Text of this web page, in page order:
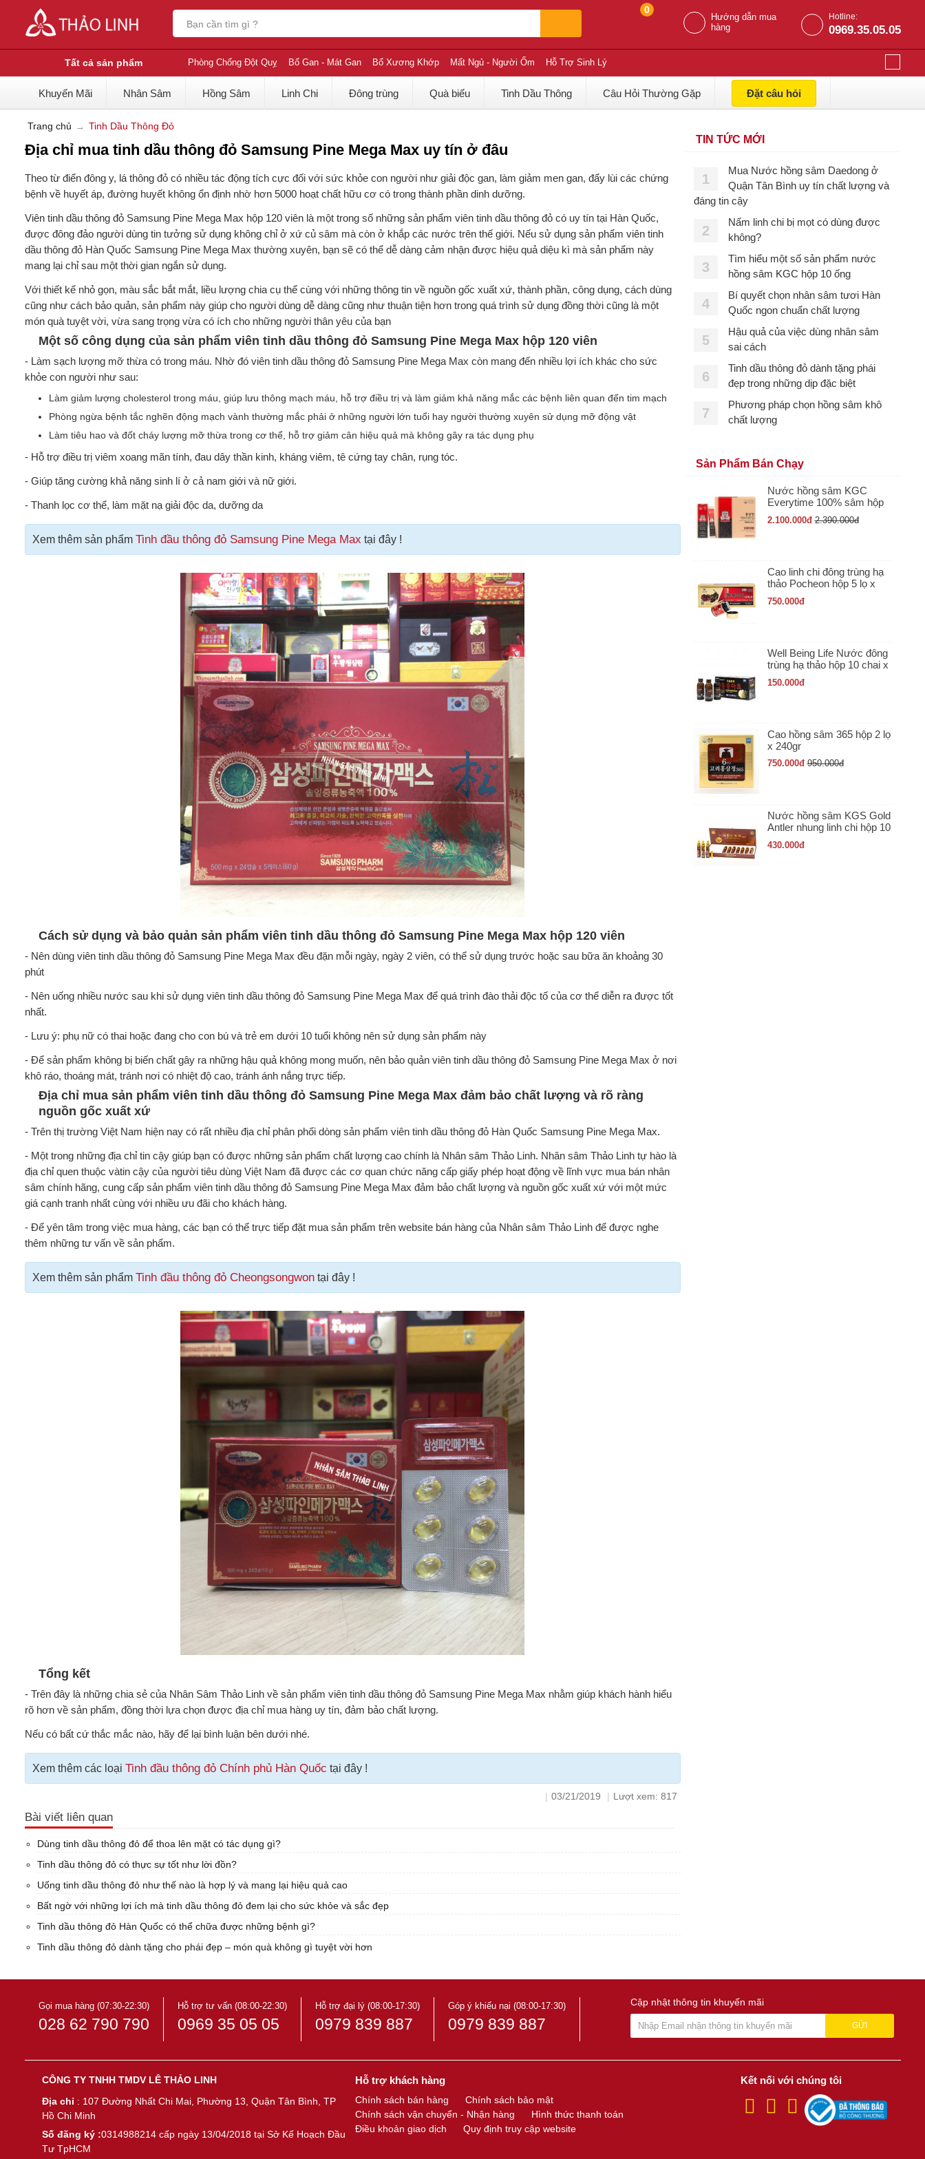
0
Hướng dẫn mua
hàng
Hotline:
0969.35.05.05
Tất cả sản phẩm Phòng Chống Đột Quỵ Bổ Gan - Mát Gan Bổ Xương Khớp Mất Ngủ - Người Ốm Hỗ Trợ Sinh Lý
Khuyến Mãi Nhân Sâm Hồng Sâm Linh Chi Đông trùng Quà biếu Tinh Dầu Thông Câu Hỏi Thường Gặp Đặt câu hỏi
Trang chủ Tinh Dầu Thông Đỏ
Địa chỉ mua tinh dầu thông đỏ Samsung Pine Mega Max uy tín ở đâu
Theo từ điển đông y, lá thông đỏ có nhiều tác động tích cực đối với sức khỏe con người như giải độc gan, làm giảm men gan, đẩy lùi các chứng
bệnh về huyết áp, đường huyết không ổn định nhờ hơn 5000 hoạt chất hữu cơ có trong thành phần dinh dưỡng.
Viên tinh dầu thông đỏ Samsung Pine Mega Max hộp 120 viên là một trong số những sản phẩm viên tinh dầu thông đỏ có uy tín tại Hàn Quốc,
được đông đảo người dùng tin tưởng sử dụng không chỉ ở xứ củ sâm mà còn ở khắp các nước trên thế giới. Nếu sử dụng sản phẩm viên tinh
dầu thông đỏ Hàn Quốc Samsung Pine Mega Max thường xuyên, bạn sẽ có thể dễ dàng cảm nhận được hiệu quả diệu kì mà sản phẩm này
mang lại chỉ sau một thời gian ngắn sử dụng.
Với thiết kế nhỏ gọn, màu sắc bắt mắt, liều lượng chia cụ thể cùng với những thông tin về nguồn gốc xuất xứ, thành phần, công dụng, cách dùng
cũng như cách bảo quản, sản phẩm này giúp cho người dùng dễ dàng cũng như thuận tiện hơn trong quá trình sử dụng đồng thời cũng là một
món quà tuyệt vời, vừa sang trọng vừa có ích cho những người thân yêu của bạn
Một số công dụng của sản phẩm viên tinh dầu thông đỏ Samsung Pine Mega Max hộp 120 viên
- Làm sạch lượng mỡ thừa có trong máu. Nhờ đó viên tinh dầu thông đỏ Samsung Pine Mega Max còn mang đến nhiều lợi ích khác cho sức
khỏe con người như sau:
Làm giảm lượng cholesterol trong máu, giúp lưu thông mạch máu, hỗ trợ điều trị và làm giảm khả năng mắc các bệnh liên quan đến tim mạch
Phòng ngừa bệnh tắc nghẽn động mạch vành thường mắc phải ở những người lớn tuổi hay người thường xuyên sử dụng mỡ động vật
Làm tiêu hao và đốt cháy lượng mỡ thừa trong cơ thể, hỗ trợ giảm cân hiệu quả mà không gây ra tác dụng phụ
- Hỗ trợ điều trị viêm xoang mãn tính, đau dây thần kinh, kháng viêm, tê cứng tay chân, rụng tóc.
- Giúp tăng cường khả năng sinh lí ở cả nam giới và nữ giới.
- Thanh lọc cơ thể, làm mặt nạ giải độc da, dưỡng da
Xem thêm sản phẩm Tinh đầu thông đỏ Samsung Pine Mega Max tại đây !
Cách sử dụng và bảo quản sản phẩm viên tinh dầu thông đỏ Samsung Pine Mega Max hộp 120 viên
- Nên dùng viên tinh dầu thông đỏ Samsung Pine Mega Max đều đặn mỗi ngày, ngày 2 viên, có thể sử dụng trước hoặc sau bữa ăn khoảng 30
phút
- Nên uống nhiều nước sau khi sử dụng viên tinh dầu thông đỏ Samsung Pine Mega Max để quá trình đào thải độc tố của cơ thể diễn ra được tốt
nhất.
- Lưu ý: phụ nữ có thai hoặc đang cho con bú và trẻ em dưới 10 tuổi không nên sử dụng sản phẩm này
- Để sản phẩm không bị biến chất gây ra những hậu quả không mong muốn, nên bảo quản viên tinh dầu thông đỏ Samsung Pine Mega Max ở nơi
khô ráo, thoáng mát, tránh nơi có nhiệt độ cao, tránh ánh nắng trực tiếp.
Địa chỉ mua sản phẩm viên tinh dầu thông đỏ Samsung Pine Mega Max đảm bảo chất lượng và rõ ràng
nguồn gốc xuất xứ
- Trên thị trường Việt Nam hiện nay có rất nhiều địa chỉ phân phối dòng sản phẩm viên tinh dầu thông đỏ Hàn Quốc Samsung Pine Mega Max.
- Một trong những địa chỉ tin cậy giúp bạn có được những sản phẩm chất lượng cao chính là Nhân sâm Thảo Linh. Nhân sâm Thảo Linh tự hào là
địa chỉ quen thuộc vàtin cậy của người tiêu dùng Việt Nam đã được các cơ quan chức năng cấp giấy phép hoạt động về lĩnh vực mua bán nhân
sâm chính hãng, cung cấp sản phẩm viên tinh dầu thông đỏ Samsung Pine Mega Max đảm bảo chất lượng và nguồn gốc xuất xứ với một mức
giá cạnh tranh nhất cùng với nhiều ưu đãi cho khách hàng.
- Để yên tâm trong việc mua hàng, các bạn có thể trực tiếp đặt mua sản phẩm trên website bán hàng của Nhân sâm Thảo Linh để được nghe
thêm những tư vấn về sản phẩm.
Xem thêm sản phẩm Tinh đầu thông đỏ Cheongsongwontại đây !
Tổng kết
- Trên đây là những chia sẻ của Nhân Sâm Thảo Linh về sản phẩm viên tinh dầu thông đỏ Samsung Pine Mega Max nhằm giúp khách hành hiểu
rõ hơn về sản phẩm, đồng thời lựa chọn được địa chỉ mua hàng uy tín, đảm bảo chất lượng.
Nếu có bất cứ thắc mắc nào, hãy để lại bình luận bên dưới nhé.
Xem thêm các loại Tinh đầu thông đỏ Chính phủ Hàn Quốc tại đây !
| 03/21/2019 | Lượt xem: 817
Bài viết liên quan
Dùng tinh dầu thông đỏ để thoa lên mặt có tác dụng gì?
Tinh dầu thông đỏ có thực sự tốt như lời đồn?
Uống tinh dầu thông đỏ như thế nào là hợp lý và mang lại hiệu quả cao
Bất ngờ với những lợi ích mà tinh dầu thông đỏ đem lại cho sức khỏe và sắc đẹp
Tinh dầu thông đỏ Hàn Quốc có thể chữa được những bệnh gì?
Tinh dầu thông đỏ dành tặng cho phái đẹp – món quà không gì tuyệt vời hơn
TIN TỨC MỚI
1
Mua Nước hồng sâm Daedong ở
Quận Tân Bình uy tín chất lượng và
đáng tin cậy
2
Nấm linh chi bị mọt có dùng được
không?
3
Tìm hiểu một số sản phẩm nước
hồng sâm KGC hộp 10 ống
4
Bí quyết chọn nhân sâm tươi Hàn
Quốc ngon chuẩn chất lượng
5
Hậu quả của việc dùng nhân sâm
sai cách
6
Tinh dầu thông đỏ dành tặng phái
đẹp trong những dịp đặc biệt
7
Phương pháp chọn hồng sâm khô
chất lượng
Sản Phẩm Bán Chạy
Nước hồng sâm KGC
Everytime 100% sâm hộp
30 gói x 10ml
2.100.000đ 2.390.000đ
Cao linh chi đông trùng hạ
thảo Pocheon hộp 5 lọ x
50gr
750.000đ
Well Being Life Nước đông
trùng hạ thảo hộp 10 chai x
100ml
150.000đ
Cao hồng sâm 365 hộp 2 lọ
x 240gr
750.000đ 950.000đ
Nước hồng sâm KGS Gold
Antler nhung linh chi hộp 10
ống x 20ml
430.000đ
Gọi mua hàng (07:30-22:30)
028 62 790 790
Hỗ trợ tư vấn (08:00-22:30)
0969 35 05 05
Hỗ trợ đại lý (08:00-17:30)
0979 839 887
Góp ý khiếu nại (08:00-17:30)
0979 839 887
Cập nhật thông tin khuyến mãi
GỬI
CÔNG TY TNHH TMDV LÊ THẢO LINH
Địa chỉ : 107 Đường Nhất Chi Mai, Phường 13, Quận Tân Bình, TP
Hồ Chi Minh
Số đăng ký :0314988214 cấp ngày 13/04/2018 tại Sở Kế Hoạch Đầu
Tư TpHCM
Hỗ trợ khách hàng
Chính sách bán hàng
Chính sách bảo mật
Chính sách vận chuyển - Nhận hàng
Hình thức thanh toán
Điều khoản giao dịch
Quy định truy cập website
Kết nối với chúng tôi